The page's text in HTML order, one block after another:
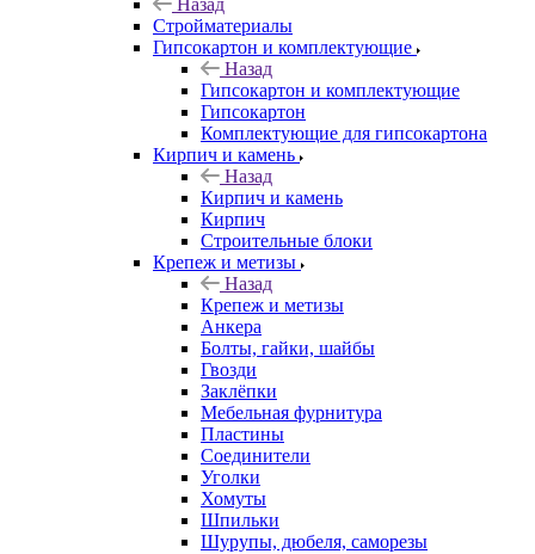
Назад
Стройматериалы
Гипсокартон и комплектующие
Назад
Гипсокартон и комплектующие
Гипсокартон
Комплектующие для гипсокартона
Кирпич и камень
Назад
Кирпич и камень
Кирпич
Строительные блоки
Крепеж и метизы
Назад
Крепеж и метизы
Анкера
Болты, гайки, шайбы
Гвозди
Заклёпки
Мебельная фурнитура
Пластины
Соединители
Уголки
Хомуты
Шпильки
Шурупы, дюбеля, саморезы